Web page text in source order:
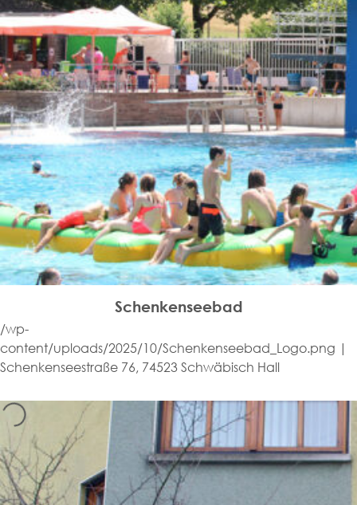
Schenkenseebad
/wp-
content/uploads/2025/10/Schenkenseebad_Logo.png |
Schenkenseestraße 76, 74523 Schwäbisch Hall